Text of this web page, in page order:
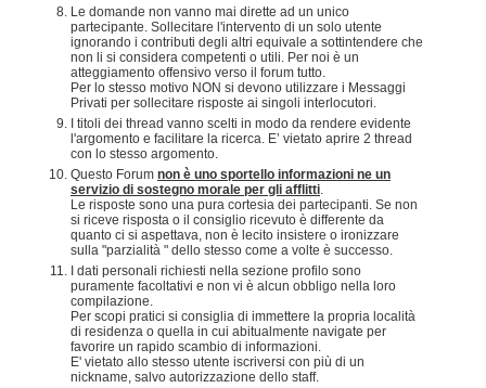
Le domande non vanno mai dirette ad un unico
partecipante. Sollecitare l'intervento di un solo utente
ignorando i contributi degli altri equivale a sottintendere che
non li si considera competenti o utili. Per noi è un
atteggiamento offensivo verso il forum tutto.
Per lo stesso motivo NON si devono utilizzare i Messaggi
Privati per sollecitare risposte ai singoli interlocutori.
I titoli dei thread vanno scelti in modo da rendere evidente
l'argomento e facilitare la ricerca. E’ vietato aprire 2 thread
con lo stesso argomento.
Questo Forum non è uno sportello informazioni ne un
servizio di sostegno morale per gli afflitti
Le risposte sono una pura cortesia dei partecipanti. Se non
si riceve risposta o il consiglio ricevuto è differente da
quanto ci si aspettava, non è lecito insistere o ironizzare
sulla "parzialità " dello stesso come a volte è successo.
I dati personali richiesti nella sezione profilo sono
puramente facoltativi e non vi è alcun obbligo nella loro
compilazione.
Per scopi pratici si consiglia di immettere la propria località
di residenza o quella in cui abitualmente navigate per
favorire un rapido scambio di informazioni.
E' vietato allo stesso utente iscriversi con più di un
nickname, salvo autorizzazione dello staff.